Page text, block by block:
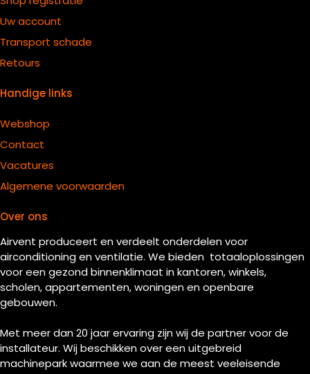
Uw account
Transport schade
Retours
Handige links
Webshop
Contact
Vacatures
Algemene voorwaarden
Over ons
Airvent produceert en verdeelt onderdelen voor
airconditioning en ventilatie. We bieden totaaloplossingen
voor een gezond binnenklimaat in kantoren, winkels,
scholen, appartementen, woningen en openbare
gebouwen.
Met meer dan 20 jaar ervaring zijn wij de partner voor de
installateur. Wij beschikken over een uitgebreid
machinepark waarmee we aan de meest veeleisende